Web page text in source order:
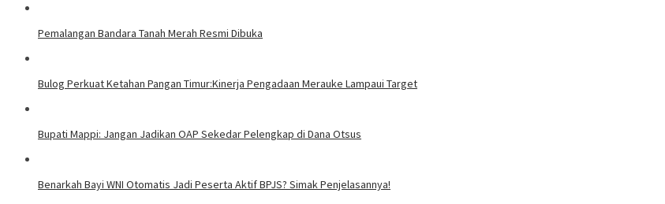
Pemalangan Bandara Tanah Merah Resmi Dibuka
Bulog Perkuat Ketahan Pangan Timur:Kinerja Pengadaan Merauke Lampaui Target
Bupati Mappi: Jangan Jadikan OAP Sekedar Pelengkap di Dana Otsus
Benarkah Bayi WNI Otomatis Jadi Peserta Aktif BPJS? Simak Penjelasannya!